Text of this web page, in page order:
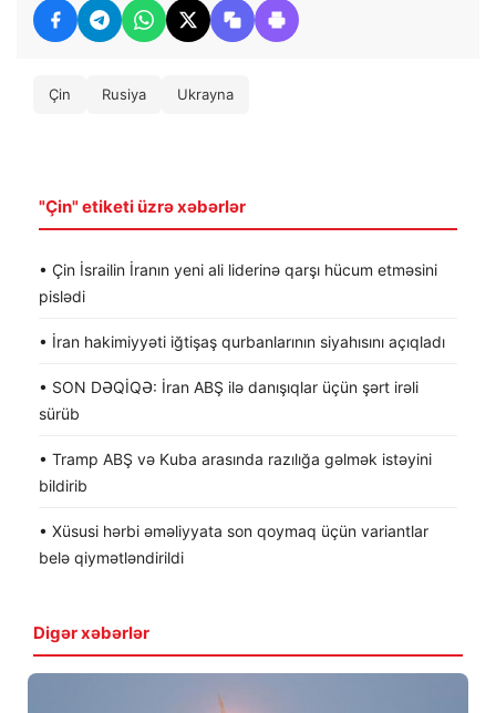
Çin Rusiya Ukrayna
"Çin" etiketi üzrə xəbərlər
• Çin İsrailin İranın yeni ali liderinə qarşı hücum etməsini
pislədi
• İran hakimiyyəti iğtişaş qurbanlarının siyahısını açıqladı
• SON DƏQİQƏ: İran ABŞ ilə danışıqlar üçün şərt irəli
sürüb
• Tramp ABŞ və Kuba arasında razılığa gəlmək istəyini
bildirib
• Xüsusi hərbi əməliyyata son qoymaq üçün variantlar
belə qiymətləndirildi
Digər xəbərlər